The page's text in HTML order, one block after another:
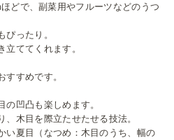
どで、副菜用やフルーツなどのうつ
ぴったり。
ててくれます。
すすめです。
凹凸も楽しめます。
木目を際立たせたせる技法。
い夏目（なつめ：木目のうち、幅の